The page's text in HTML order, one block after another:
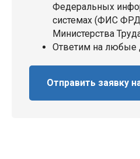
Федеральных
системах (ФИС
Министерства
Ответим на любые
Отправить заявку